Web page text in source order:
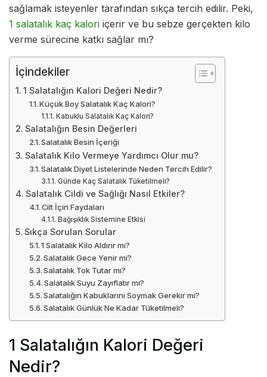
sağlamak isteyenler tarafından sıkça tercih edilir. Peki,
1 salatalık kaç kalori içerir ve bu sebze gerçekten kilo
verme sürecine katkı sağlar mı?
İçindekiler
1 Salatalığın Kalori Değeri Nedir?
Küçük Boy Salatalık Kaç Kalori?
Kabuklu Salatalık Kaç Kalori?
Salatalığın Besin Değerleri
Salatalık Besin İçeriği
Salatalık Kilo Vermeye Yardımcı Olur mu?
Salatalık Diyet Listelerinde Neden Tercih Edilir?
Günde Kaç Salatalık Tüketilmeli?
Salatalık Cildi ve Sağlığı Nasıl Etkiler?
Cilt İçin Faydaları
Bağışıklık Sistemine Etkisi
Sıkça Sorulan Sorular
1 Salatalık Kilo Aldırır mı?
Salatalık Gece Yenir mi?
Salatalık Tok Tutar mı?
Salatalık Suyu Zayıflatır mı?
Salatalığın Kabuklarını Soymak Gerekir mi?
Salatalık Günlük Ne Kadar Tüketilmeli?
1 Salatalığın Kalori Değeri
Nedir?